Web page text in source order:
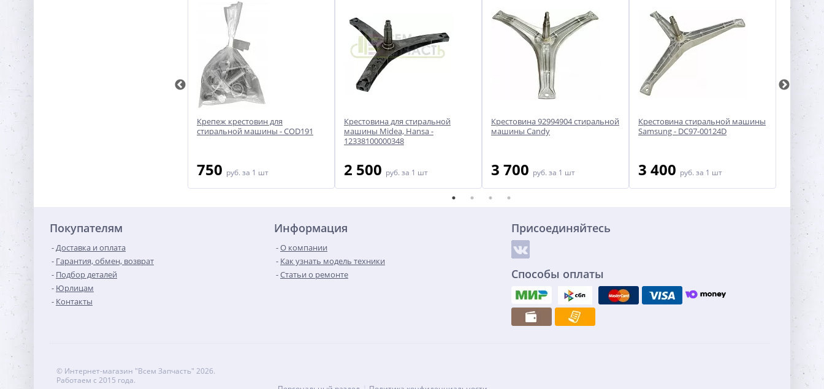
Крепеж крестовин для
стиральной машины - COD191
750 руб. за 1 шт
Крестовина для стиральной
машины Midea, Hansa -
12338100000348
2 500 руб. за 1 шт
Крестовина 92994904 стиральной
машины Candy
3 700 руб. за 1 шт
Крестовина стиральной машины
Samsung - DC97-00124D
3 400 руб. за 1 шт
Покупателям
Доставка и оплата
Гарантия, обмен, возврат
Подбор деталей
Юрлицам
Контакты
Информация
О компании
Как узнать модель техники
Статьи о ремонте
Присоединяйтесь
Способы оплаты
© Интернет-магазин "Всем Запчасть" 2026.
Работаем с 2015 года.